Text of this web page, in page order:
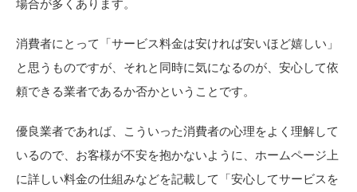
場合が多くあります。
消費者にとって「サービス料金は安ければ安いほど嬉しい」
と思うものですが、それと同時に気になるのが、安心して依
頼できる業者であるか否かということです。
優良業者であれば、こういった消費者の心理をよく理解して
いるので、お客様が不安を抱かないように、ホームページ上
に詳しい料金の仕組みなどを記載して「安心してサービスを